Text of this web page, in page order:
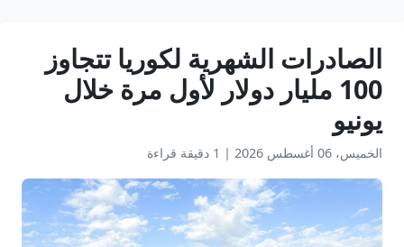
الصادرات الشهرية لكوريا تتجاوز
100 مليار دولار لأول مرة خلال
يونيو
الخميس، 06 أغسطس 2026 | 1 دقيقة قراءة